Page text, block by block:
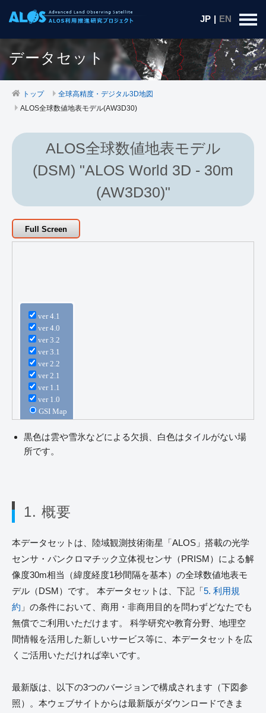
JP | EN
データセット
トップ
全球高精度・デジタル3D地図
ALOS全球数値地表モデル(AW3D30)
ALOS全球数値地表モデル
(DSM) "ALOS World 3D - 30m
(AW3D30)"
黒色は雲や雪氷などによる欠損、白色はタイルがない場
所です。
1. 概要
本データセットは、陸域観測技術衛星「ALOS」搭載の光学
センサ・パンクロマチック立体視センサ（PRISM）による解
像度30m相当（緯度経度1秒間隔を基本）の全球数値地表モ
デル（DSM）です。 本データセットは、下記「5. 利用規
約 」の条件において、商用・非商用目的を問わずどなたでも
無償でご利用いただけます。 科学研究や教育分野、地理空
間情報を活用した新しいサービス等に、本データセットを広
くご活用いただければ幸いです。
最新版は、以下の3つのバージョンで構成されます（下図参
照）。本ウェブサイトからは最新版がダウンロードできま